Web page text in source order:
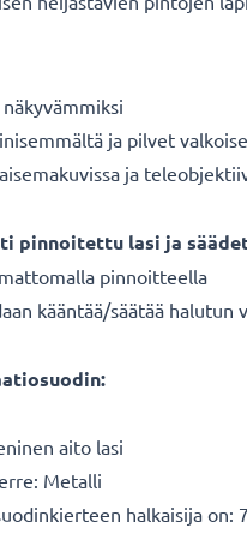
ja pilvet
ja
pinnoitettu lasi ja
pinnoitteella
kääntää/säätää halutun
aito lasi
Metalli
halkaisija on: